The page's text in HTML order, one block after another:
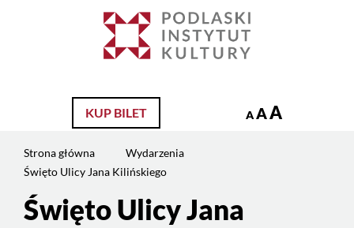
KUP BILET A AA
Strona główna
Wydarzenia
Święto Ulicy Jana Kilińskiego
Święto Ulicy Jana